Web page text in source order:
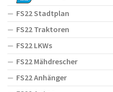
FS22 Stadtplan
FS22 Traktoren
FS22 LKWs
FS22 Mähdrescher
FS22 Anhänger